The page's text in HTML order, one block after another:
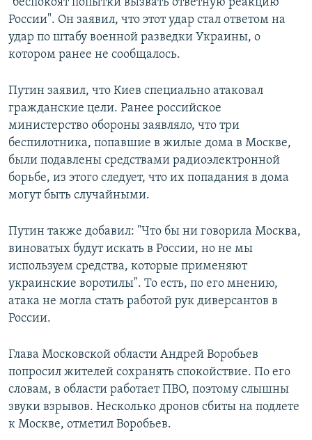
"беспокоят попытки вызвать ответную реакцию
России". Он заявил, что этот удар стал ответом на
удар по штабу военной разведки Украины, о
котором ранее не сообщалось.
Путин заявил, что Киев специально атаковал
гражданские цели. Ранее российское
министерство обороны заявляло, что три
беспилотника, попавшие в жилые дома в Москве,
были подавлены средствами радиоэлектронной
борьбе, из этого следует, что их попадания в дома
могут быть случайными.
Путин также добавил: "Что бы ни говорила Москва,
виноватых будут искать в России, но не мы
используем средства, которые применяют
украинские воротилы". То есть, по его мнению,
атака не могла стать работой рук диверсантов в
России.
Глава Московской области Андрей Воробьев
попросил жителей сохранять спокойствие. По его
словам, в области работает ПВО, поэтому слышны
звуки взрывов. Несколько дронов сбиты на подлете
к Москве, отметил Воробьев.